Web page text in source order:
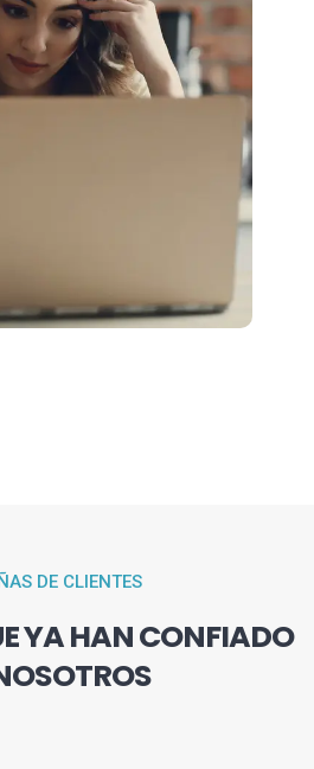
DE CLIENTES
YA HAN CONFIADO